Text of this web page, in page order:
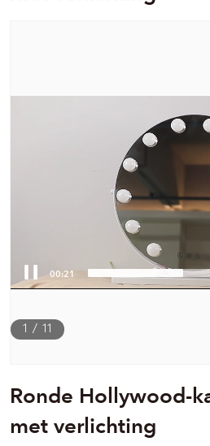
Ronde Hollywood-
met verlichting
00:22
1 / 11